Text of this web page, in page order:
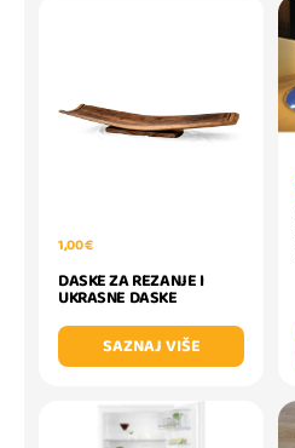
1,00 €
DASKE ZA REZANJE I
UKRASNE DASKE
SAZNAJ VIŠE